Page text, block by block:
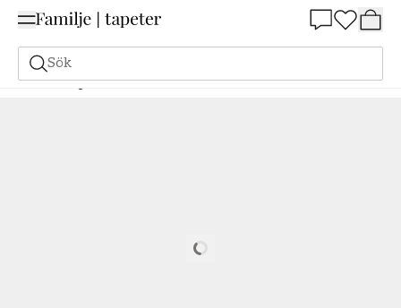
Sök
Målarfärg Beställ utifrån NCS Beställ utifrån NCS 2005-Y70R
Loading…